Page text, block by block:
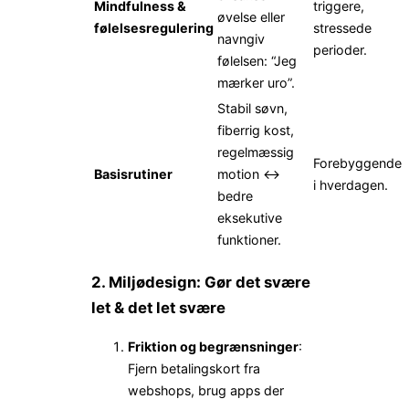
Mindfulness &
følelsesregulering
øvelse eller
navngiv
følelsen: “Jeg
mærker uro”.
triggere,
stressede
perioder.
Basisrutiner
Stabil søvn,
fiberrig kost,
regelmæssig
motion ↔
bedre
eksekutive
funktioner.
Forebyggende
i hverdagen.
2. Miljødesign: Gør det svære
let & det let svære
Friktion og begrænsninger:
Fjern betalingskort fra
webshops, brug apps der